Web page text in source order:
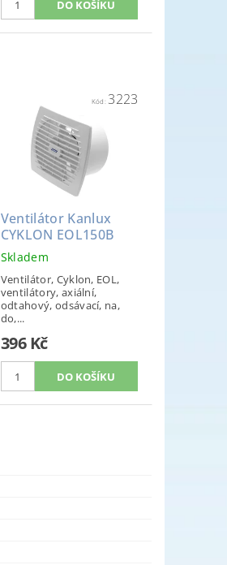
Kód: 3223
Ventilátor Kanlux
CYKLON EOL150B
Skladem
Ventilátor, Cyklon, EOL,
ventilátory, axiální,
odtahový, odsávací, na,
do,...
396 Kč